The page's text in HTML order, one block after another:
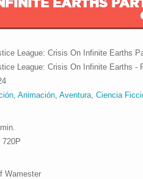
League: Crisis On Infinite Earths
League: Crisis On Infinite Earths -
, Animación, Aventura, Ciencia
720P
Wamester